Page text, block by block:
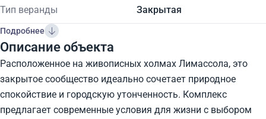
Тип веранды Закрытая
Подробнее
Описание объекта
Расположенное на живописных холмах Лимассола, это
закрытое сообщество идеально сочетает природное
спокойствие и городскую утонченность. Комплекс
предлагает современные условия для жизни с выбором